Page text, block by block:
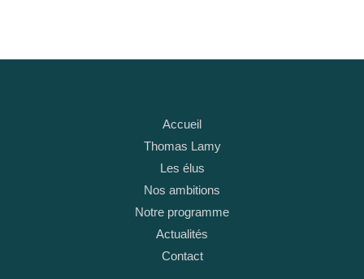
Accueil
Thomas Lamy
Les élus
Nos ambitions
Notre programme
Actualités
Contact